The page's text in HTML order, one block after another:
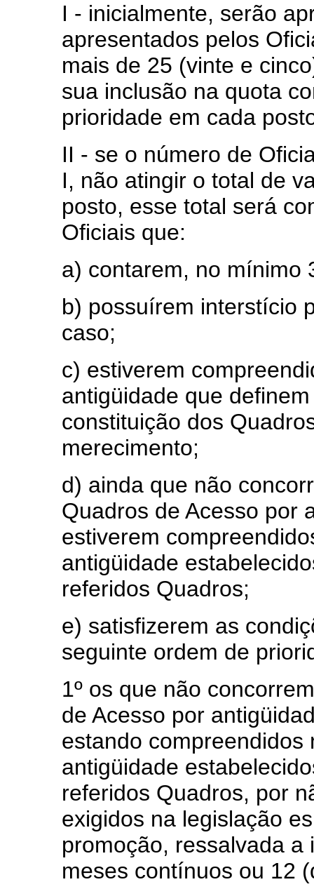
I - inicialmente, serão
apresentados pelos
mais de 25 (vinte e
sua inclusão na quota
prioridade em cada
II - se o número de
I, não atingir o total de
posto, esse total será
Oficiais que:
a) contarem, no mínimo
b) possuírem interstício
caso;
c) estiverem
antigüidade que
constituição dos
merecimento;
d) ainda que não
Quadros de Acesso por
estiverem
antigüidade
referidos Quadros;
e) satisfizerem as
seguinte ordem de
1º os que não
de Acesso por
estando compreendidos
antigüidade
referidos Quadros, por
exigidos na legislação
promoção, ressalvada
meses contínuos ou 12